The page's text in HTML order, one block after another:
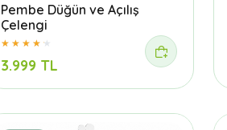
Pembe Düğün ve Açılış
Çelengi
3.999 TL